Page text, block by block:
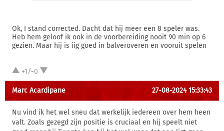
Ok, I stand corrected. Dacht dat hij meer een 8 speler was.
Heb hem geloof ik ook in de voorbereiding nooit 90 min op 6
gezien. Maar hij is iig goed in balveroveren en vooruit spelen
+1/-0
Marc Acardipane 27-08-2024 15:33:43
Nu vind ik het wel sneu dat werkelijk iedereen over hem heen
valt. Zoals gezegd zijn positie is cruciaal en hij speelt niet